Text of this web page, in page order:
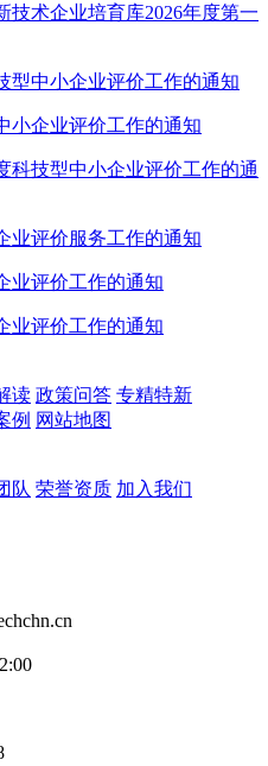
技术企业培育库2026年度第一
型中小企业评价工作的通知
小企业评价工作的通知
科技型中小企业评价工作的通
业评价服务工作的通知
业评价工作的通知
业评价工作的通知
读 政策问答 专精特新
例 网站地图
队 荣誉资质 加入我们